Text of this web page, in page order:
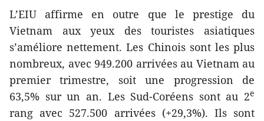
L’EIU affirme en outre que le prestige du
Vietnam aux yeux des touristes asiatiques
s’améliore nettement. Les Chinois sont les plus
nombreux, avec 949.200 arrivées au Vietnam au
premier trimestre, soit une progression de
63,5% sur un an. Les Sud-Coréens sont au 2e
rang avec 527.500 arrivées (+29,3%). Ils sont